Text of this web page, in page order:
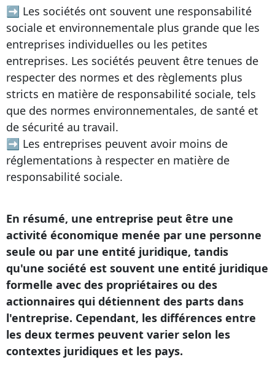
➡ Les sociétés ont souvent une responsabilité
sociale et environnementale plus grande que les
entreprises individuelles ou les petites
entreprises. Les sociétés peuvent être tenues de
respecter des normes et des règlements plus
stricts en matière de responsabilité sociale, tels
que des normes environnementales, de santé et
de sécurité au travail.
➡ Les entreprises peuvent avoir moins de
réglementations à respecter en matière de
responsabilité sociale.
En résumé, une entreprise peut être une
activité économique menée par une personne
seule ou par une entité juridique, tandis
qu'une société est souvent une entité juridique
formelle avec des propriétaires ou des
actionnaires qui détiennent des parts dans
l'entreprise. Cependant, les différences entre
les deux termes peuvent varier selon les
contextes juridiques et les pays.